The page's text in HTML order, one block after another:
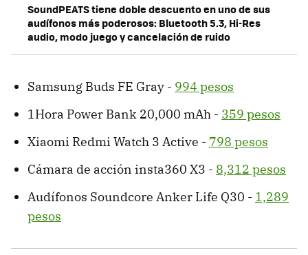
SoundPEATS tiene doble descuento en uno de sus
audífonos más poderosos: Bluetooth 5.3, Hi-Res
audio, modo juego y cancelación de ruido
Samsung Buds FE Gray - 994 pesos
1Hora Power Bank 20,000 mAh - 359 pesos
Xiaomi Redmi Watch 3 Active - 798 pesos
Cámara de acción insta360 X3 - 8,312 pesos
Audífonos Soundcore Anker Life Q30 - 1,289
pesos